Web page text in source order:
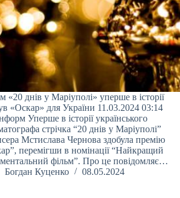
«20 днів у Маріуполі» уперше в історії
«Оскар» для України 11.03.2024 03:14
Уперше в історії українського
стрічка “20 днів у Маріуполі”
Мстислава Чернова здобула премію
перемігши в номінації “Найкращий
фільм”. Про це повідомляє…
Богдан Куценко
08.05.2024